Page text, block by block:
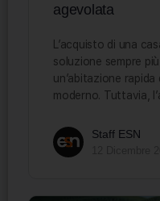
agevolata
L’acquisto di una
soluzione sempre
un’abitazione
moderno. Tuttavia,
Staff ESN